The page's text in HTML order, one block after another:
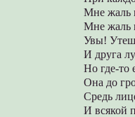
Мне жаль
Мне жаль
Увы!
И друга
Но где-то
Она до
Средь
И всякой